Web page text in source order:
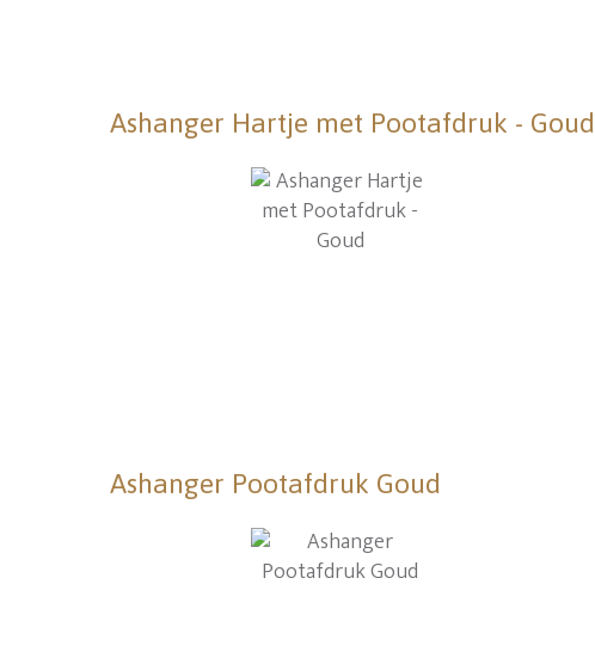
Ashanger Hartje met Pootafdruk - Goud
Ashanger Pootafdruk Goud